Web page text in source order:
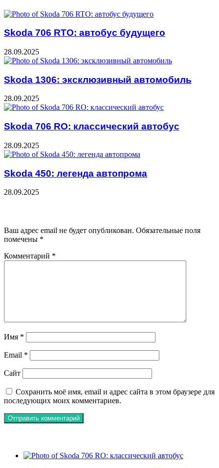
Skoda 706 RTO: автобус будущего
28.09.2025
Skoda 1306: эксклюзивный автомобиль
28.09.2025
Skoda 706 RO: классический автобус
28.09.2025
Skoda 450: легенда автопрома
28.09.2025
Ваш адрес email не будет опубликован. Обязательные поля
помечены *
Комментарий *
Имя *
Email *
Сайт
Сохранить моё имя, email и адрес сайта в этом браузере для
последующих моих комментариев.